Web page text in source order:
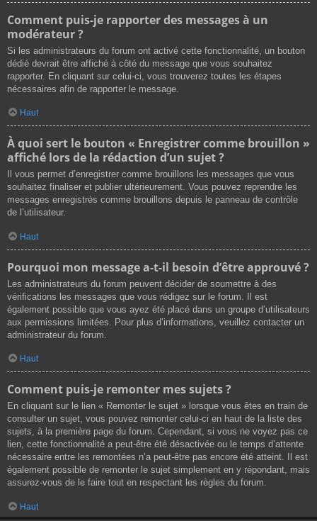
Comment puis-je rapporter des messages à un
modérateur ?
Si les administrateurs du forum ont activé cette fonctionnalité, un bouton
dédié devrait être affiché à côté du message que vous souhaitez
rapporter. En cliquant sur celui-ci, vous trouverez toutes les étapes
nécessaires afin de rapporter le message.
Haut
À quoi sert le bouton « Enregistrer comme brouillon »
affiché lors de la rédaction d’un sujet ?
Il vous permet d’enregistrer comme brouillons les messages que vous
souhaitez finaliser et publier ultérieurement. Vous pouvez reprendre les
messages enregistrés comme brouillons depuis le panneau de contrôle
de l’utilisateur.
Haut
Pourquoi mon message a-t-il besoin d’être approuvé ?
Les administrateurs du forum peuvent décider de soumettre à des
vérifications les messages que vous rédigez sur le forum. Il est
également possible que vous ayez été placé dans un groupe d’utilisateurs
aux permissions limitées. Pour plus d’informations, veuillez contacter un
administrateur du forum.
Haut
Comment puis-je remonter mes sujets ?
En cliquant sur le lien « Remonter le sujet » lorsque vous êtes en train de
consulter un sujet, vous pouvez remonter celui-ci en haut de la liste des
sujets, à la première page du forum. Cependant, si vous ne voyez pas ce
lien, cette fonctionnalité a peut-être été désactivée ou le temps d’attente
nécessaire entre les remontées n’a peut-être pas encore été atteint. Il est
également possible de remonter le sujet simplement en y répondant, mais
assurez-vous de le faire tout en respectant les règles du forum.
Haut